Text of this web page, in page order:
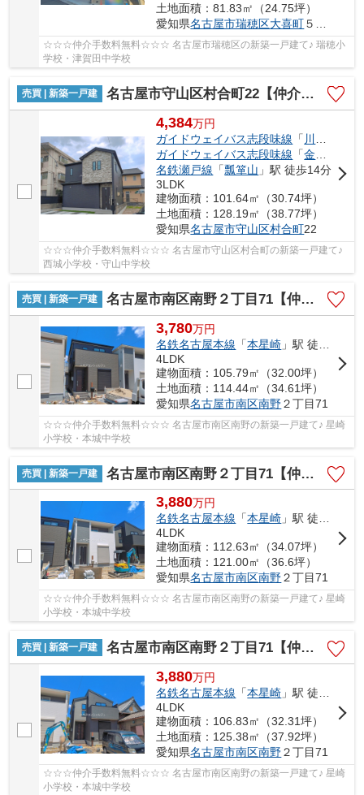
土地面積：81.83㎡（24.75坪）
愛知県名古屋市瑞穂区大喜町５丁目43-1
☆☆☆仲介手数料無料☆☆☆ 名古屋市瑞穂区の新築一戸建て♪ 瑞穂小
学校・津賀田中学校
売買 | 新築一戸建 名古屋市守山区村合町22【仲介手数料無料】新築一戸建て 2号棟
4,384万円
ガイドウェイバス志段味線 「 川宮
ガイドウェイバス志段味線 「金屋
名鉄瀬戸線 「瓢箪山 」駅 徒歩14分
3LDK
建物面積：101.64㎡（30.74坪）
土地面積：128.19㎡（38.77坪）
愛知県名古屋市守山区村合町22
☆☆☆仲介手数料無料☆☆☆ 名古屋市守山区村合町の新築一戸建て♪
西城小学校・守山中学校
売買 | 新築一戸建 名古屋市南区南野２丁目71【仲介手数料無料】新築一戸建て 2号棟
3,780万円
名鉄名古屋本線 「本星崎 」駅 徒歩17分
4LDK
建物面積：105.79㎡（32.00坪）
土地面積：114.44㎡（34.61坪）
愛知県名古屋市南区南野２丁目71
☆☆☆仲介手数料無料☆☆☆ 名古屋市南区南野の新築一戸建て♪ 星崎
小学校・本城中学校
売買 | 新築一戸建 名古屋市南区南野２丁目71【仲介手数料無料】新築一戸建て 3号棟
3,880万円
名鉄名古屋本線 「本星崎 」駅 徒歩17分
4LDK
建物面積：112.63㎡（34.07坪）
土地面積：121.00㎡（36.6坪）
愛知県名古屋市南区南野２丁目71
☆☆☆仲介手数料無料☆☆☆ 名古屋市南区南野の新築一戸建て♪ 星崎
小学校・本城中学校
売買 | 新築一戸建 名古屋市南区南野２丁目71【仲介手数料無料】新築一戸建て 4号棟
3,880万円
名鉄名古屋本線 「本星崎 」駅 徒歩17分
4LDK
建物面積：106.83㎡（32.31坪）
土地面積：125.38㎡（37.92坪）
愛知県名古屋市南区南野２丁目71
☆☆☆仲介手数料無料☆☆☆ 名古屋市南区南野の新築一戸建て♪ 星崎
小学校・本城中学校